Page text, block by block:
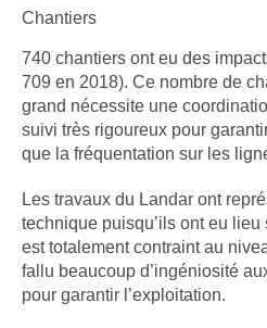
Chantiers
740 chantiers ont eu des
709 en 2018). Ce nombre de
grand nécessite une
suivi très rigoureux pour
que la fréquentation sur les
Les travaux du Landar ont
technique puisqu’ils ont eu
est totalement contraint au
fallu beaucoup d’ingéniosité
pour garantir l’exploitation.